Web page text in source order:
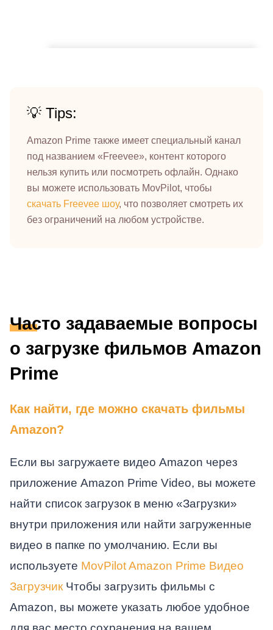
💡 Tips:
Amazon Prime также имеет специальный канал
под названием «Freevee», контент которого
нельзя купить или посмотреть офлайн. Однако
вы можете использовать MovPilot, чтобы
скачать Freevee шоу, что позволяет смотреть их
без ограничений на любом устройстве.
Часто задаваемые вопросы
о загрузке фильмов Amazon
Prime
Как найти, где можно скачать фильмы
Amazon?
Если вы загружаете видео Amazon через
приложение Amazon Prime Video, вы можете
найти список загрузок в меню «Загрузки»
внутри приложения или найти загруженные
видео в папке по умолчанию. Если вы
используете MovPilot Amazon Prime Видео
ЗагрузчикЧтобы загрузить фильмы с
Amazon, вы можете указать любое удобное